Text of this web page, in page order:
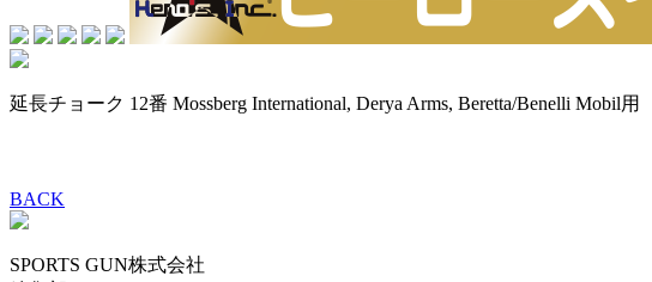
延長チョーク 12番 Mossberg International, Derya Arms, Beretta/Benelli Mobil用
BACK
SPORTS GUN株式会社